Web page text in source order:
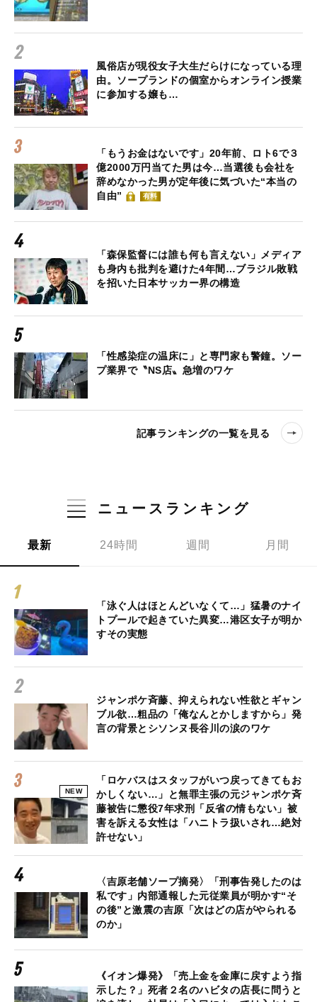
風俗店が現役女子大生だらけになっている理
由。ソープランドの個室からオンライン授業
に参加する嬢も…
「もうお金はないです」20年前、ロト6で３
億2000万円当てた男は今…当選後も会社を
辞めなかった男が定年後に気づいた“本当の
自由”
有料
「森保監督には誰も何も言えない」メディア
も身内も批判を避けた4年間…ブラジル敗戦
を招いた日本サッカー界の構造
「性感染症の温床に」と専門家も警鐘。ソー
プ業界で〝NS店〟急増のワケ
記事ランキングの一覧を見る
ニュースランキング
最新 24時間 週間 月間
「泳ぐ人はほとんどいなくて…」猛暑のナイ
トプールで起きていた異変…港区女子が明か
すその実態
ジャンポケ斉藤、抑えられない性欲とギャン
ブル欲…粗品の「俺なんとかしますから」発
言の背景とシソンヌ長谷川の涙のワケ
NEW
「ロケバスはスタッフがいつ戻ってきてもお
かしくない…」と無罪主張の元ジャンポケ斉
藤被告に懲役7年求刑「反省の情もない」被
害を訴える女性は「ハニトラ扱いされ…絶対
許せない」
〈吉原老舗ソープ摘発〉「刑事告発したのは
私です」内部通報した元従業員が明かす“そ
の後”と激震の吉原「次はどの店がやられる
のか」
《イオン爆発》「売上金を金庫に戻すよう指
示した？」死者２名のハビタの店長に問うと